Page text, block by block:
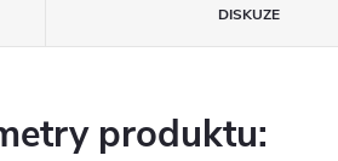
DISKUZE
produktu: